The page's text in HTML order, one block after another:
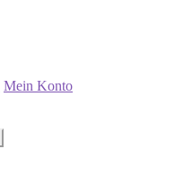
Mein Konto